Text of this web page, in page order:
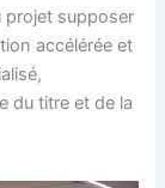
projet supposer
accélérée et
du titre et de la